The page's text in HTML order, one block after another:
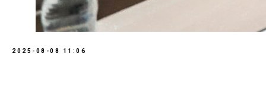
2025-08-08 11:06